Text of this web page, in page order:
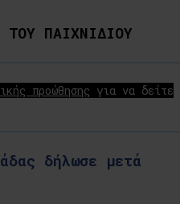
ΤΟΥ ΠΑΙΧΝΙΔΙΟΥ
προώθησης για να δείτε
δήλωσε μετά